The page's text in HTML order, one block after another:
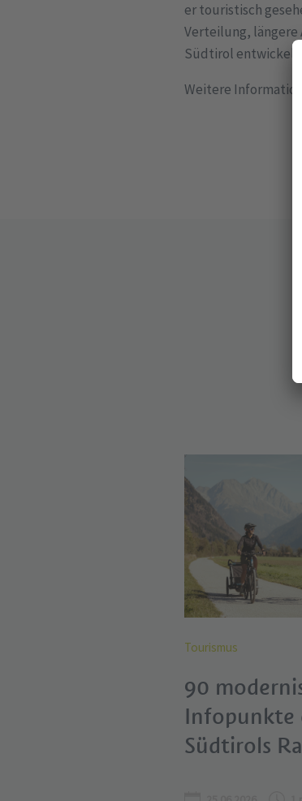
er touristisch
Verteilung,
Südtirol entwickelt
Weitere
Tourismus
90
Infopunkte
Südtirols